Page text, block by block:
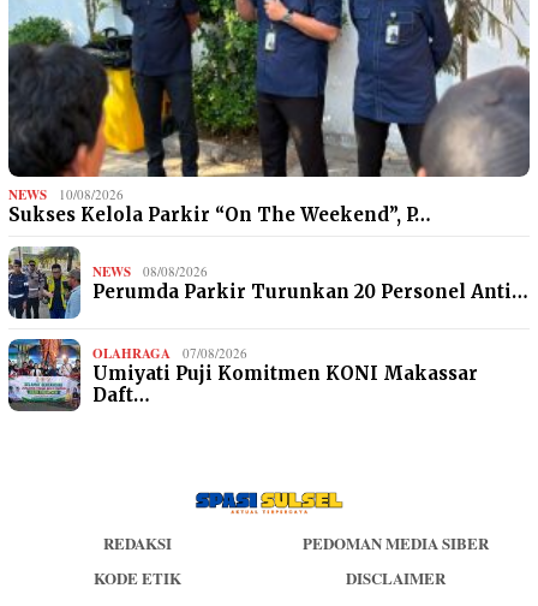
NEWS 10/08/2026
Sukses Kelola Parkir “On The Weekend”, P…
NEWS 08/08/2026
Perumda Parkir Turunkan 20 Personel Anti…
OLAHRAGA 07/08/2026
Umiyati Puji Komitmen KONI Makassar
Daft…
REDAKSI
PEDOMAN MEDIA SIBER
KODE ETIK
DISCLAIMER